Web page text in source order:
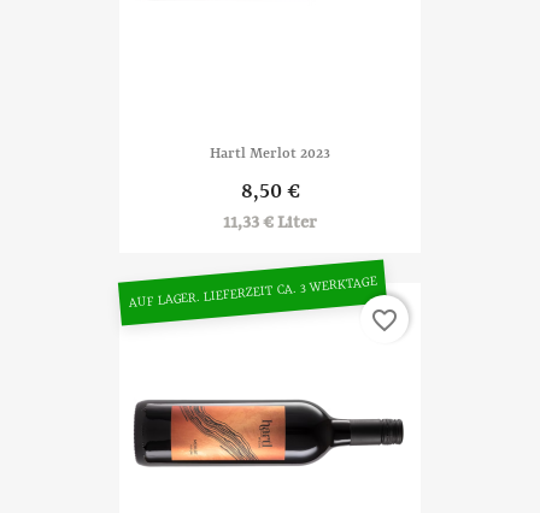
Hartl Merlot 2023
8,50 €
11,33 € Liter
AUF LAGER. LIEFERZEIT CA. 3 WERKTAGE
favorite_border